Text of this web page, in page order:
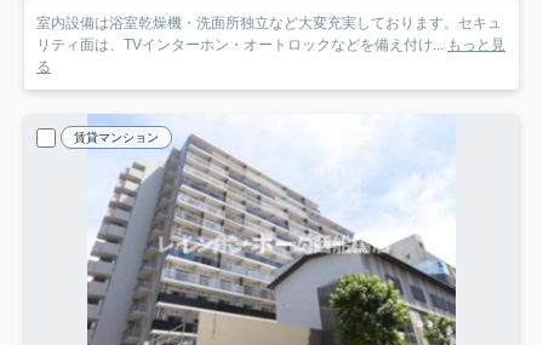
室内設備は浴室乾燥機・洗面所独立など大変充実しております。セキュ
リティ面は、TVインターホン・オートロックなどを備え付け... もっと見
る
賃貸マンション